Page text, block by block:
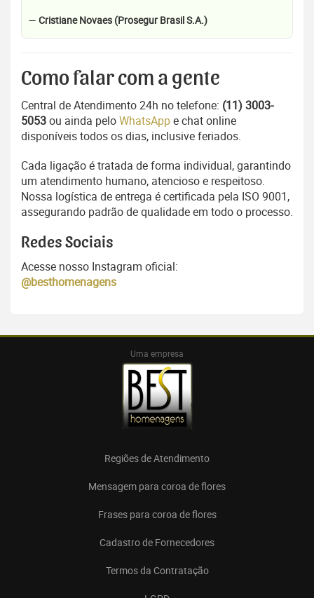
— Cristiane Novaes (Prosegur Brasil S.A.)
Como falar com a gente
Central de Atendimento 24h no telefone: (11) 3003-
5053ou ainda peloWhatsAppe chat online
disponíveis todos os dias, inclusive feriados.
Cada ligação é tratada de forma individual, garantindo
um atendimento humano, atencioso e respeitoso.
Nossa logística de entrega é certificada pela ISO 9001,
assegurando padrão de qualidade em todo o processo.
Redes Sociais
Acesse nosso Instagram oficial:
@besthomenagens
Uma empresa
Regiões de Atendimento
Mensagem para coroa de flores
Frases para coroa de flores
Cadastro de Fornecedores
Termos da Contratação